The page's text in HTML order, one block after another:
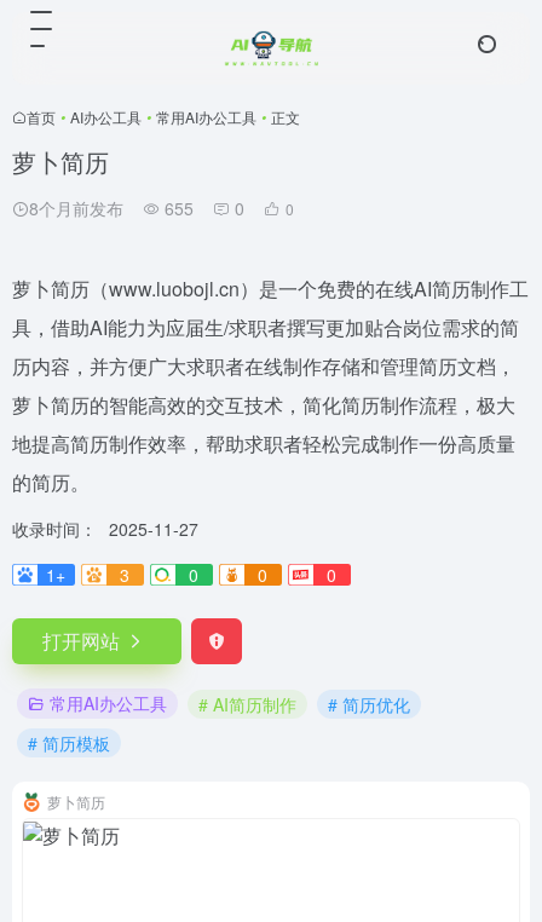
首页 • AI办公工具 • 常用AI办公工具 • 正文
萝卜简历
8个月前发布 655 0 0
萝卜简历（www.luobojl.cn）是一个免费的在线AI简历制作工
具，借助AI能力为应届生/求职者撰写更加贴合岗位需求的简
历内容，并方便广大求职者在线制作存储和管理简历文档，
萝卜简历的智能高效的交互技术，简化简历制作流程，极大
地提高简历制作效率，帮助求职者轻松完成制作一份高质量
的简历。
收录时间：
2025-11-27
1+
3 0 0 0
打开网站
常用AI办公工具 # AI简历制作
# 简历优化
# 简历模板
萝卜简历